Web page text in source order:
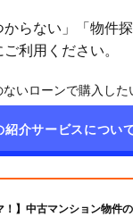
からない」「物件
利用ください。
ないローンで購入した
紹介サービスについ
！】中古マンション物件